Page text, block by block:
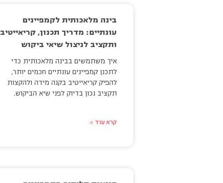
בינה מלאכותית לקמפיינים
עונתיים: מדריך תכנון, קריאייטיב
ותקציב לניצול שיאי ביקוש
איך משתמשים בבינה מלאכותית כדי
לתכנן קמפיינים עונתיים חכמים יותר,
להפיק קריאייטיב בקנה מידה ולהקצות
תקציב נכון בדיוק לפני שיא הביקוש.
קרא עוד »